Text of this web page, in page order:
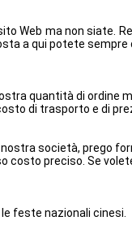
Web ma non siate.
a qui potete
quantità di ordine
di trasporto e di
società, prego
costo preciso. Se
feste nazionali cinesi.